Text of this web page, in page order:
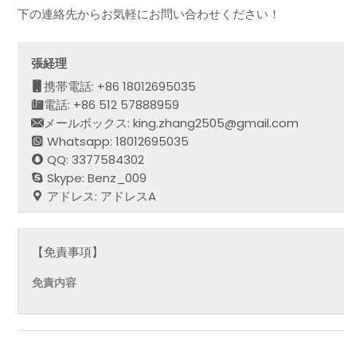
下の連絡先からお気軽にお問い合わせください！
張経理
携帯電話: +86 18012695035
電話: +86 512 57888959
メールボックス: king.zhang2505@gmail.com
Whatsapp: 18012695035
QQ: 3377584302
Skype: Benz_009
アドレス: アドレスA
【免責事項】
免責内容